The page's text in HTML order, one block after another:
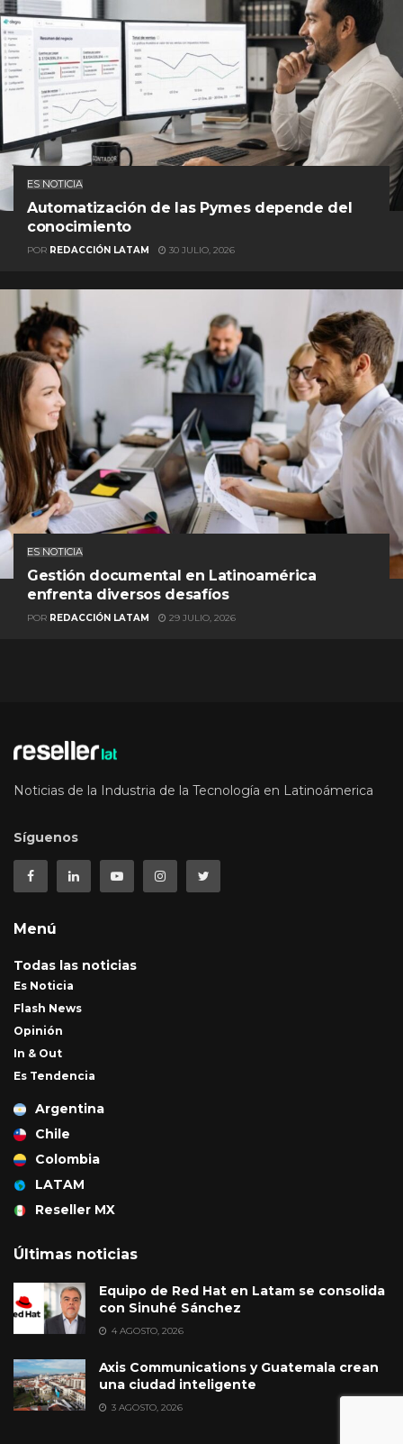
ES NOTICIA
Automatización de las Pymes depende del
conocimiento
POR REDACCIÓN LATAM 30 JULIO, 2026
ES NOTICIA
Gestión documental en Latinoamérica
enfrenta diversos desafíos
POR REDACCIÓN LATAM 29 JULIO, 2026
Noticias de la Industria de la Tecnología en Latinoámerica
Síguenos
Menú
Todas las noticias
Es Noticia
Flash News
Opinión
In & Out
Es Tendencia
Argentina
Chile
Colombia
LATAM
Reseller MX
Últimas noticias
Equipo de Red Hat en Latam se consolida
con Sinuhé Sánchez
4 AGOSTO, 2026
Axis Communications y Guatemala crean
una ciudad inteligente
3 AGOSTO, 2026